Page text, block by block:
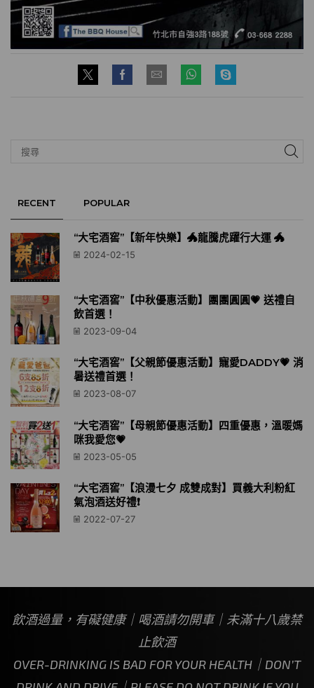
RECENT POPULAR
“大宅酒窖”【新年快樂】🐲龍騰虎躍行大運 🐲
2024-02-15
“大宅酒窖”【中秋優惠活動】團團圓圓💗 送禮自
飲首選！
2023-09-04
“大宅酒窖”【父親節優惠活動】寵愛DADDY💗 消
暑送禮首選！
2023-08-07
“大宅酒窖”【母親節優惠活動】四重優惠，溫暖媽
咪我愛您💗
2023-05-05
“大宅酒窖”【浪漫七夕 成雙成對】買義大利粉紅
氣泡酒送好禮❗️
2022-07-27
飲酒過量，有礙健康｜喝酒請勿開車｜未滿十八歲禁
止飲酒
OVER-DRINKING IS BAD FOR YOUR HEALTH｜DON’T